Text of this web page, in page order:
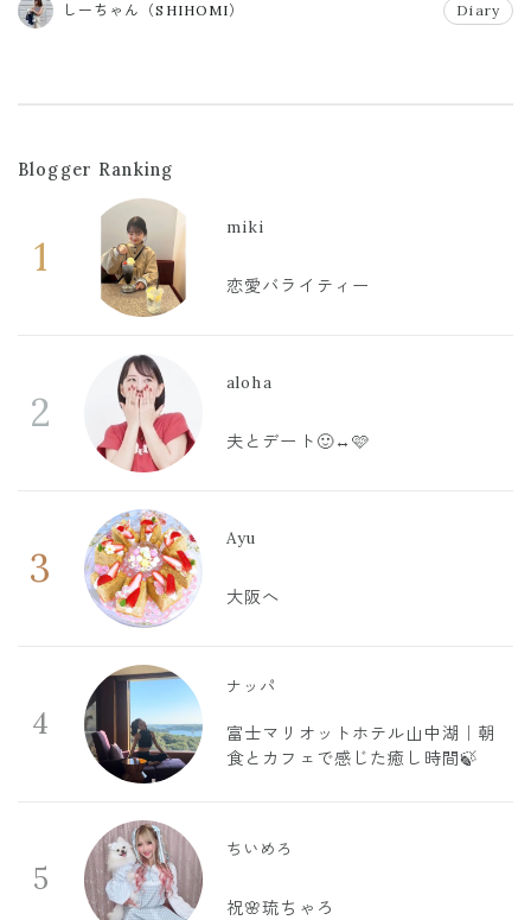
しーちゃん（SHIHOMI） Diary
Blogger Ranking
1
miki
恋愛バライティー
2
aloha
夫とデート🙂‍↔️🩷
3
Ayu
大阪へ
4
ナッパ
富士マリオットホテル山中湖｜朝
食とカフェで感じた癒し時間🍃
5
ちいめろ
祝🌸琉ちゃろ